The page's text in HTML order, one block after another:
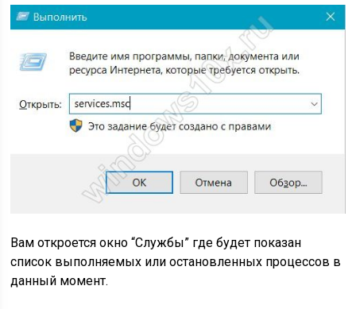
Вам откроется окно“Службы” где будет показан
список выполняемых или остановленных процессов в
данный момент.